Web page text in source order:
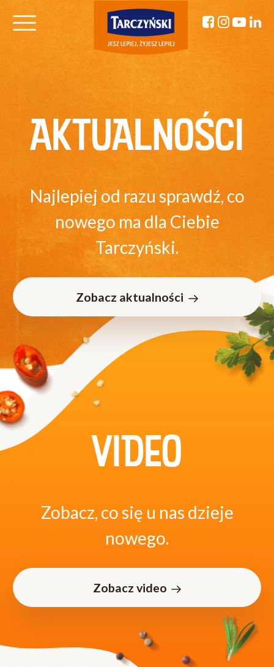
AKTUALNOŚCI
Najlepiej od razu sprawdź, co
nowego ma dla Ciebie
Tarczyński.
Zobacz aktualności
VIDEO
Zobacz, co się u nas dzieje
nowego.
Zobacz video